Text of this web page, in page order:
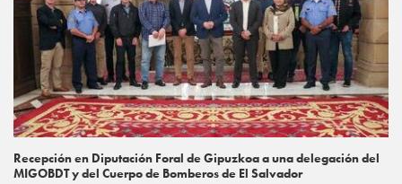
Recepción en Diputación Foral de Gipuzkoa a una delegación del
MIGOBDT y del Cuerpo de Bomberos de El Salvador